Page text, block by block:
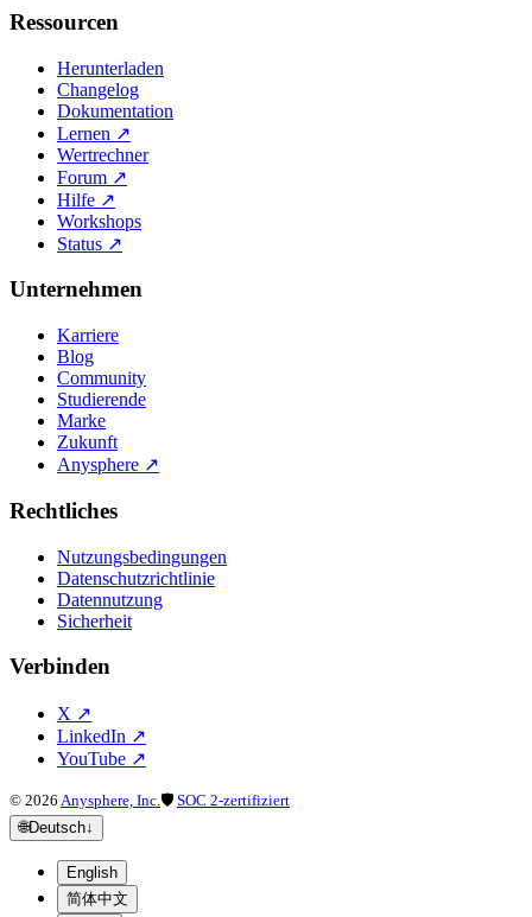
Ressourcen
Herunterladen
Changelog
Dokumentation
Lernen ↗
Wertrechner
Forum ↗
Hilfe ↗
Workshops
Status ↗
Unternehmen
Karriere
Blog
Community
Studierende
Marke
Zukunft
Anysphere ↗
Rechtliches
Nutzungsbedingungen
Datenschutzrichtlinie
Datennutzung
Sicherheit
Verbinden
X ↗
LinkedIn ↗
YouTube ↗
© 2026 Anysphere, Inc. 🛡 SOC 2-zertifiziert
🌐Deutsch↓
English
简体中文